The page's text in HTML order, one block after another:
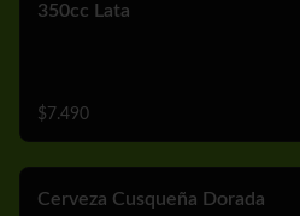
350cc Lata
$7.490
Cerveza Cusqueña Dorada